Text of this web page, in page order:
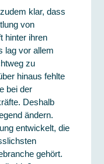
klar, dass
von
hinter ihren
lag vor allem
zu
hinaus fehlte
bei der
Deshalb
ändern.
entwickelt, die
gehört.